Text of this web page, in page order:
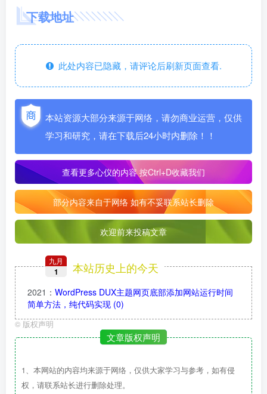
下载地址
此处内容已隐藏，请评论后刷新页面查看.
本站资源大部分来源于网络，请勿商业运营，仅供
学习和研究，请在下载后24小时内删除！！
查看更多心仪的内容按Ctrl+D收藏我们
部分内容来自于网络 如有不妥联系站长删除
欢迎前来投稿文章
九月
1 本站历史上的今天
2021 ： WordPress DUX主题网页底部添加网站运行时间
简单方法，纯代码实现 (0)
© 版权声明
文章版权声明
1、本网站的内容均来源于网络，仅供大家学习与参考，如有侵
权，请联系站长进行删除处理。